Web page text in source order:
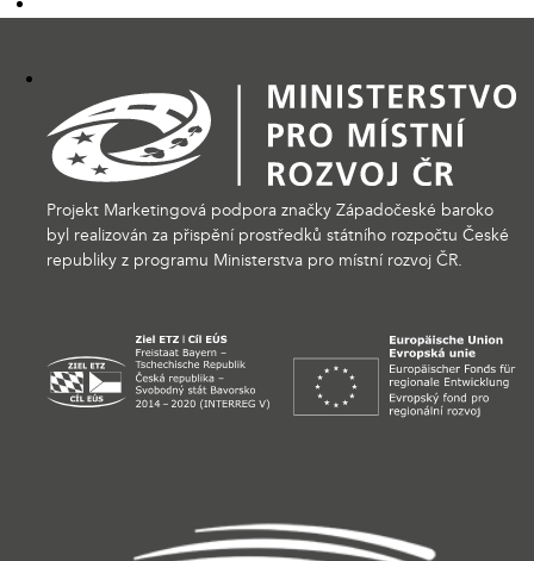
Projekt Marketingová podpora značky Západočeské baroko
byl realizován za přispění prostředků státního rozpočtu České
republiky z programu Ministerstva pro místní rozvoj ČR.